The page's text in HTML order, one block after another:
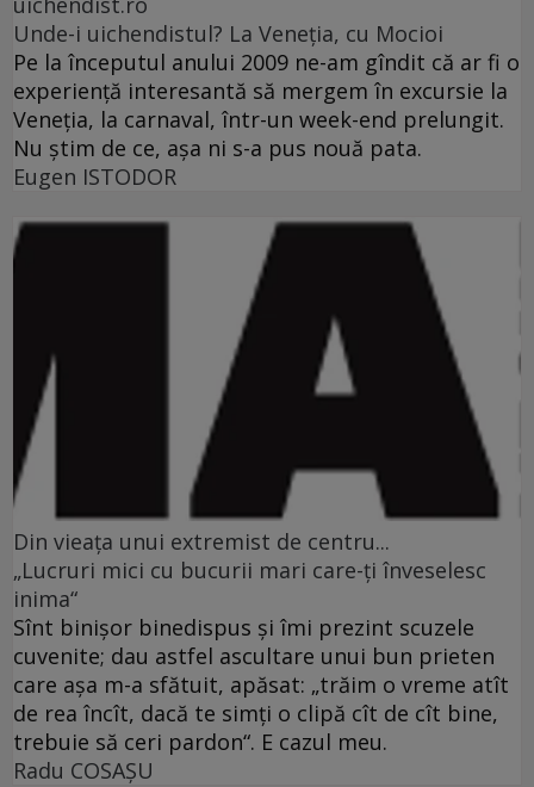
Unde-i uichendistul? La Veneţia, cu Mocioi
Pe la începutul anului 2009 ne-am gîndit că ar fi o
experienţă interesantă să mergem în excursie la
Veneţia, la carnaval, într-un week-end prelungit.
Nu ştim de ce, aşa ni s-a pus nouă pata.
Eugen ISTODOR
Din vieaţa unui extremist de centru...
„Lucruri mici cu bucurii mari care-ţi înveselesc
inima“
Sînt binişor binedispus şi îmi prezint scuzele
cuvenite; dau astfel ascultare unui bun prieten
care aşa m-a sfătuit, apăsat: „trăim o vreme atît
de rea încît, dacă te simţi o clipă cît de cît bine,
trebuie să ceri pardon“. E cazul meu.
Radu COSAŞU